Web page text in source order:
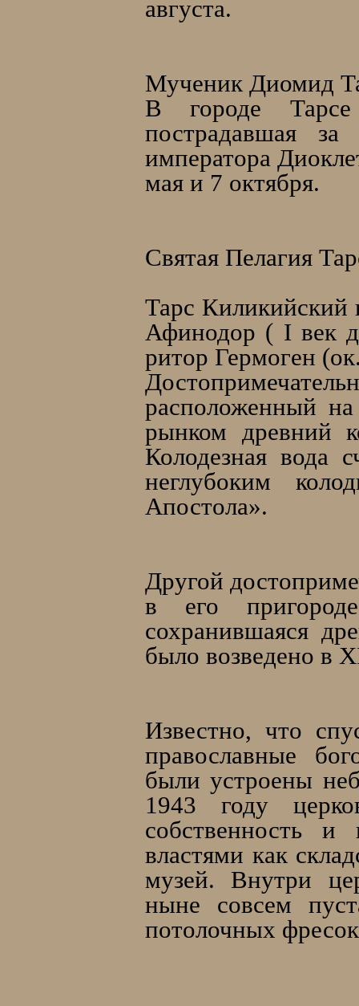
августа.
Мученик Диомид
В городе Тарсе
пострадавшая
императора
мая и 7 октября.
Святая Пелагия
Тарс Киликийский
Афинодор ( I век
ритор Гермоген
расположенный
рынком древний
Колодезная вода
неглубоким
Апостола».
Другой
в его
сохранившаяся
было возведено в
Известно, что
православные
были устроены
1943 году
собственность и
властями как
музей. Внутри
ныне совсем
потолочных